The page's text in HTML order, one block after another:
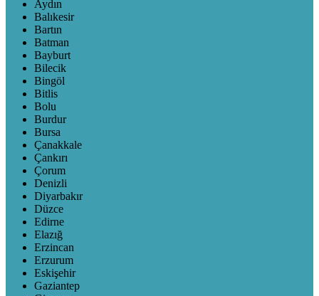
Aydın
Balıkesir
Bartın
Batman
Bayburt
Bilecik
Bingöl
Bitlis
Bolu
Burdur
Bursa
Çanakkale
Çankırı
Çorum
Denizli
Diyarbakır
Düzce
Edirne
Elazığ
Erzincan
Erzurum
Eskişehir
Gaziantep